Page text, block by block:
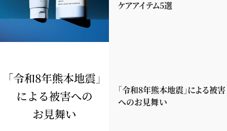
ケアアイテム5選
「令和8年熊本地震」による被害
へのお見舞い